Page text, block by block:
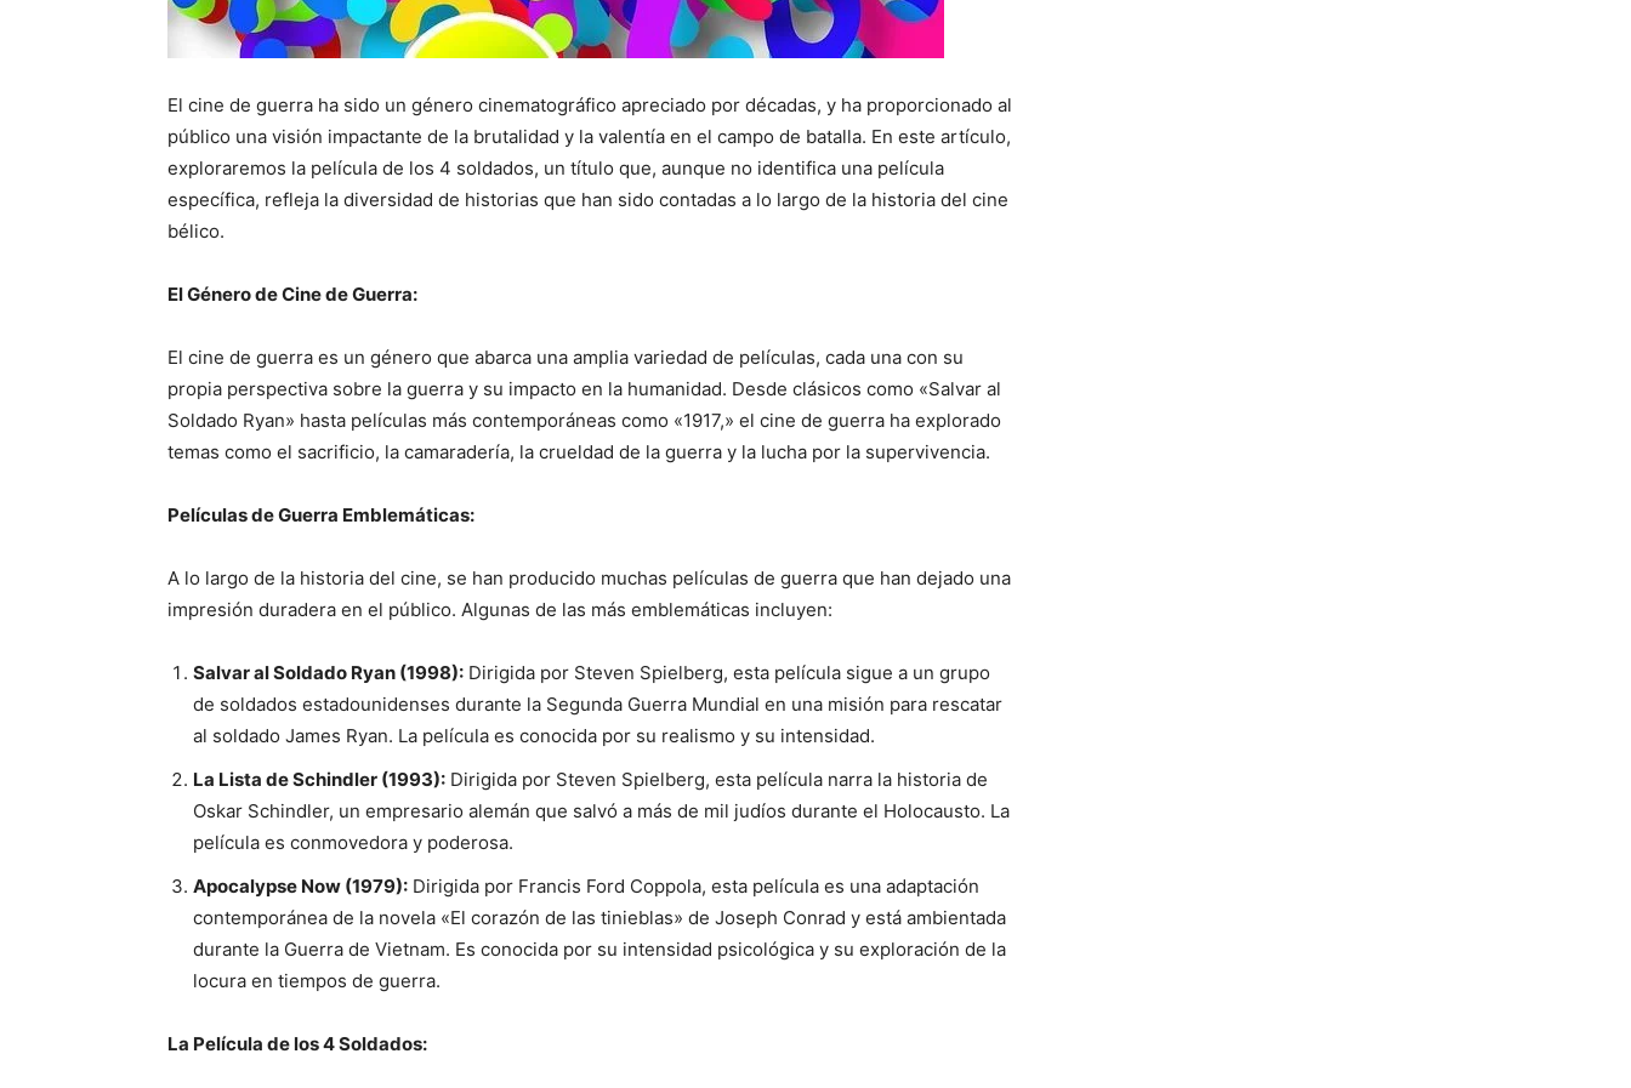
El cine de guerra ha sido un género cinematográfico apreciado por décadas, y ha proporcionado al
público una visión impactante de la brutalidad y la valentía en el campo de batalla. En este artículo,
exploraremos la película de los 4 soldados, un título que, aunque no identifica una película
específica, refleja la diversidad de historias que han sido contadas a lo largo de la historia del cine
bélico.
El Género de Cine de Guerra:
El cine de guerra es un género que abarca una amplia variedad de películas, cada una con su
propia perspectiva sobre la guerra y su impacto en la humanidad. Desde clásicos como «Salvar al
Soldado Ryan» hasta películas más contemporáneas como «1917,» el cine de guerra ha explorado
temas como el sacrificio, la camaradería, la crueldad de la guerra y la lucha por la supervivencia.
Películas de Guerra Emblemáticas:
A lo largo de la historia del cine, se han producido muchas películas de guerra que han dejado una
impresión duradera en el público. Algunas de las más emblemáticas incluyen:
Salvar al Soldado Ryan (1998): Dirigida por Steven Spielberg, esta película sigue a un grupo
de soldados estadounidenses durante la Segunda Guerra Mundial en una misión para rescatar
al soldado James Ryan. La película es conocida por su realismo y su intensidad.
La Lista de Schindler (1993): Dirigida por Steven Spielberg, esta película narra la historia de
Oskar Schindler, un empresario alemán que salvó a más de mil judíos durante el Holocausto. La
película es conmovedora y poderosa.
Apocalypse Now (1979): Dirigida por Francis Ford Coppola, esta película es una adaptación
contemporánea de la novela «El corazón de las tinieblas» de Joseph Conrad y está ambientada
durante la Guerra de Vietnam. Es conocida por su intensidad psicológica y su exploración de la
locura en tiempos de guerra.
La Película de los 4 Soldados: